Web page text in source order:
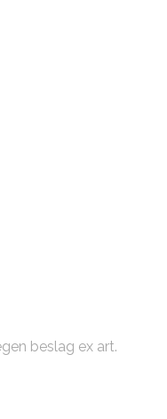
beslag ex art.